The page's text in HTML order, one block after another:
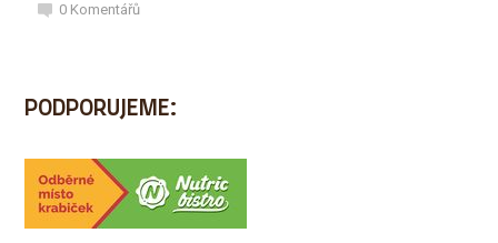
0 Komentářů
PODPORUJEME: